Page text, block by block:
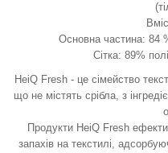
Основна частина: 84
Сітка: 89%
HeiQ Fresh - це сімейство
що не містять срібла, з
Продукти HeiQ Fresh
запахів на текстилі,